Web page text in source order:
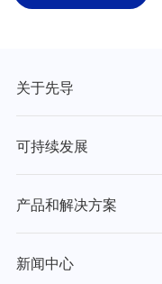
关于先导
可持续发展
产品和解决方案
新闻中心